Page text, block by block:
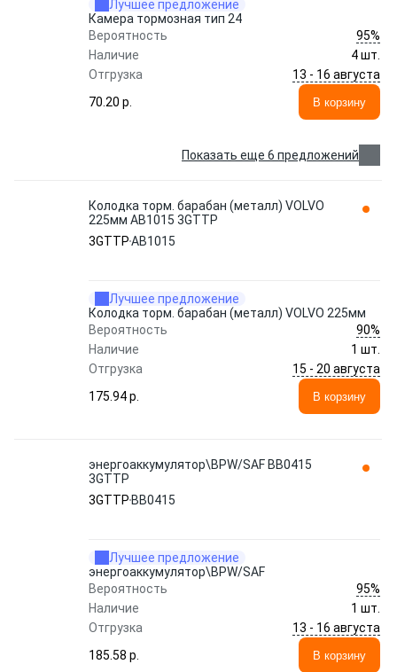
Лучшее предложение
Камера тормозная тип 24
Вероятность
95%
Наличие
4 шт.
Отгрузка
13 - 16 августа
70.20 p.
В корзину
Показать еще 6 предложений
Колодкa торм. барабан (металл) VOLVO
225мм AB1015 3GTTP
3GTTPAB1015
Лучшее предложение
Колодкa торм. барабан (металл) VOLVO 225мм
Вероятность
90%
Наличие
1 шт.
Отгрузка
15 - 20 августа
175.94 p.
В корзину
энергоаккумулятор\BPW/SAF BB0415
3GTTP
3GTTP BB0415
Лучшее предложение
энергоаккумулятор\BPW/SAF
Вероятность
95%
Наличие
1 шт.
Отгрузка
13 - 16 августа
185.58 p.
В корзину